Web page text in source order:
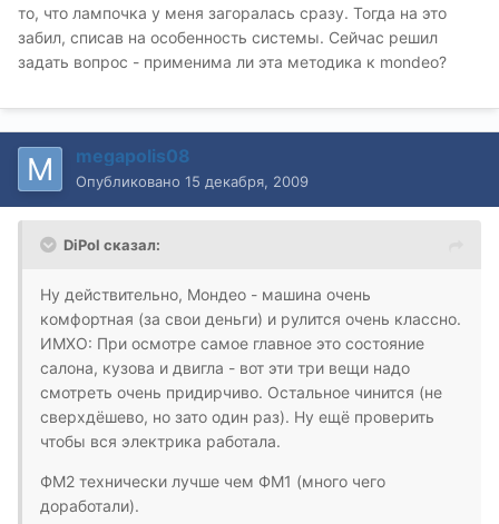
то, что лампочка у меня загоралась сразу. Тогда на это
забил, списав на особенность системы. Сейчас решил
задать вопрос - применима ли эта методика к mondeo?
megapolis08
Опубликовано 15 декабря, 2009
DiPol сказал:
Ну действительно, Мондео - машина очень
комфортная (за свои деньги) и рулится очень классно.
ИМХО: При осмотре самое главное это состояние
салона, кузова и двигла - вот эти три вещи надо
смотреть очень придирчиво. Остальное чинится (не
сверхдёшево, но зато один раз). Ну ещё проверить
чтобы вся электрика работала.
ФМ2 технически лучше чем ФМ1 (много чего
доработали).